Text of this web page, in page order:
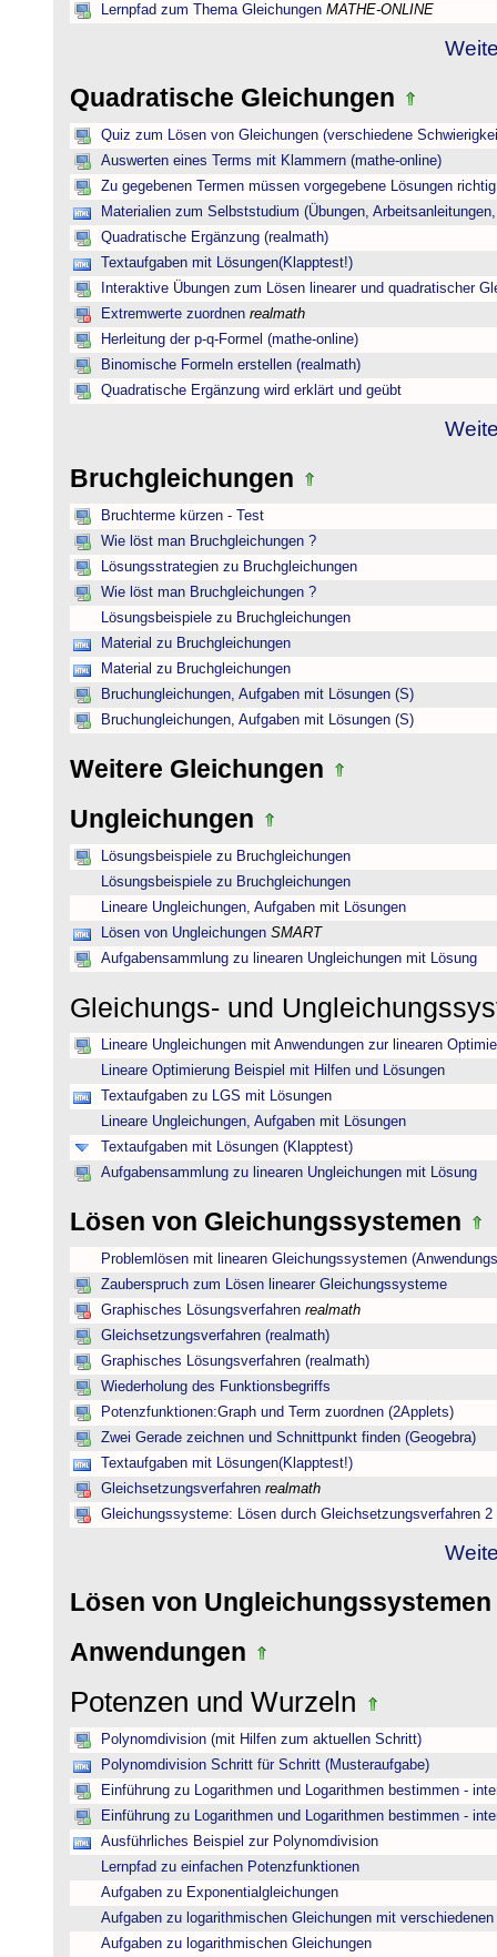
Lernpfad zum Thema Gleichungen MATHE-ONLINE
Quadratische Gleichungen
Quiz zum Lösen von Gleichungen (verschiedene
Auswerten eines Terms mit Klammern (mathe-online)
Zu gegebenen Termen müssen vorgegebene Lösungen
Materialien zum Selbststudium (Übungen,
Quadratische Ergänzung (realmath)
Textaufgaben mit Lösungen(Klapptest!)
Interaktive Übungen zum Lösen linearer und quadratischer
Extremwerte zuordnen realmath
Herleitung der p-q-Formel (mathe-online)
Binomische Formeln erstellen (realmath)
Quadratische Ergänzung wird erklärt und geübt
Bruchgleichungen
Bruchterme kürzen - Test
Wie löst man Bruchgleichungen ?
Lösungsstrategien zu Bruchgleichungen
Wie löst man Bruchgleichungen ?
Lösungsbeispiele zu Bruchgleichungen
Material zu Bruchgleichungen
Material zu Bruchgleichungen
Bruchungleichungen, Aufgaben mit Lösungen (S)
Bruchungleichungen, Aufgaben mit Lösungen (S)
Weitere Gleichungen
Ungleichungen
Lösungsbeispiele zu Bruchgleichungen
Lösungsbeispiele zu Bruchgleichungen
Lineare Ungleichungen, Aufgaben mit Lösungen
Lösen von Ungleichungen SMART
Aufgabensammlung zu linearen Ungleichungen mit Lösung
Gleichungs- und
Lineare Ungleichungen mit Anwendungen zur linearen
Lineare Optimierung Beispiel mit Hilfen und Lösungen
Textaufgaben zu LGS mit Lösungen
Lineare Ungleichungen, Aufgaben mit Lösungen
Textaufgaben mit Lösungen (Klapptest)
Aufgabensammlung zu linearen Ungleichungen mit Lösung
Lösen von Gleichungssystemen
Problemlösen mit linearen Gleichungssystemen
Zauberspruch zum Lösen linearer Gleichungssysteme
Graphisches Lösungsverfahren realmath
Gleichsetzungsverfahren (realmath)
Graphisches Lösungsverfahren (realmath)
Wiederholung des Funktionsbegriffs
Potenzfunktionen:Graph und Term zuordnen (2Applets)
Zwei Gerade zeichnen und Schnittpunkt finden (Geogebra)
Textaufgaben mit Lösungen(Klapptest!)
Gleichsetzungsverfahren realmath
Gleichungssysteme: Lösen durch Gleichsetzungsverfahren 2
Lösen von Ungleichungssystemen
Anwendungen
Potenzen und Wurzeln
Polynomdivision (mit Hilfen zum aktuellen Schritt)
Polynomdivision Schritt für Schritt (Musteraufgabe)
Einführung zu Logarithmen und Logarithmen bestimmen -
Einführung zu Logarithmen und Logarithmen bestimmen -
Ausführliches Beispiel zur Polynomdivision
Lernpfad zu einfachen Potenzfunktionen
Aufgaben zu Exponentialgleichungen
Aufgaben zu logarithmischen Gleichungen mit verschiedenen
Aufgaben zu logarithmischen Gleichungen